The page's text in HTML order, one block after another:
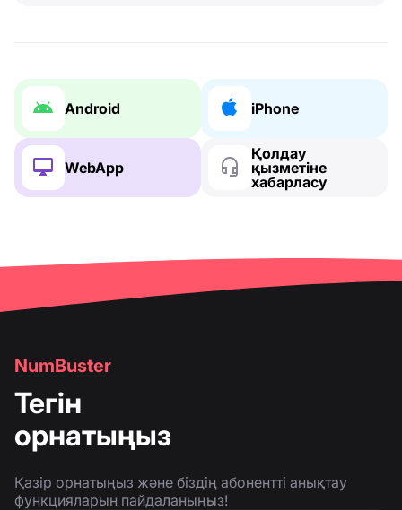
Android iPhone
WebApp
Қолдау
қызметіне
хабарласу
NumBuster
Тегін
орнатыңыз
Қазір орнатыңыз және біздің абонентті анықтау
функцияларын пайдаланыңыз!